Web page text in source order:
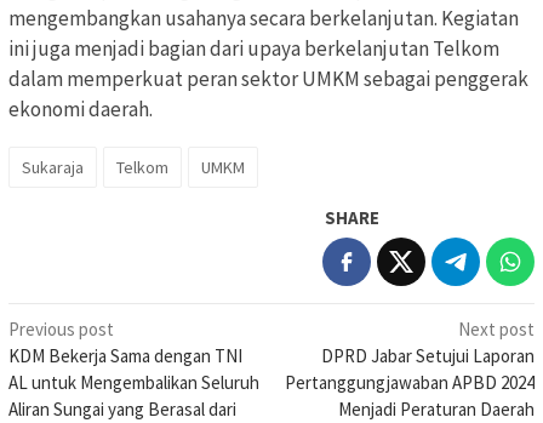
mengembangkan usahanya secara berkelanjutan. Kegiatan
ini juga menjadi bagian dari upaya berkelanjutan Telkom
dalam memperkuat peran sektor UMKM sebagai penggerak
ekonomi daerah.
Sukaraja Telkom UMKM
SHARE
Post
navigation
Previous post
KDM Bekerja Sama dengan TNI
AL untuk Mengembalikan Seluruh
Aliran Sungai yang Berasal dari
Next post
DPRD Jabar Setujui Laporan
Pertanggungjawaban APBD 2024
Menjadi Peraturan Daerah